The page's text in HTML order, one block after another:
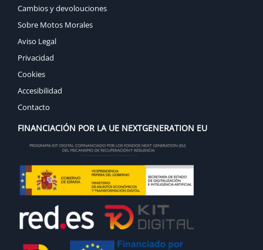
Cambios y devolouciones
Sobre Motos Morales
Aviso Legal
Privacidad
Cookies
Accesibilidad
Contacto
FINANCIACIÓN POR LA UE NEXTGENERATION EU